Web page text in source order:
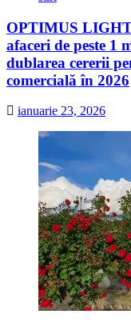
OPTIMUS LIGHT
afaceri de peste 1
dublarea cererii
comercială în 2026
ianuarie 23, 2026